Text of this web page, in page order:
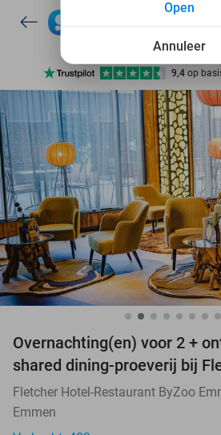
7 dagen per week
10+ miljoen
9,4 op
Ontdek 15.000+
7 dagen per week
10+ miljoen
Overnachting(en) voor 2 +
shared dining-proeverij bij
Fletcher Hotel-Restaurant ByZoo
Emmen
Annuleer
Open